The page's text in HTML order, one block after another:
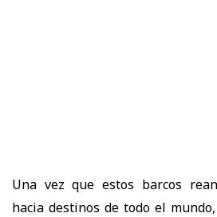
Una vez que estos barcos
hacia destinos de todo el